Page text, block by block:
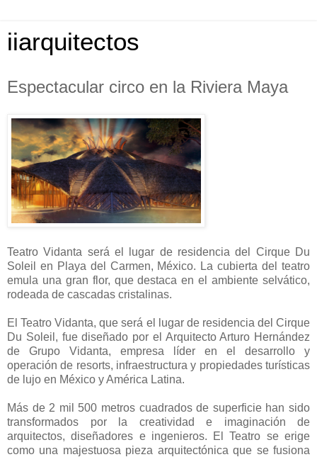
iiarquitectos
Espectacular circo en la Riviera Maya
Teatro Vidanta será el lugar de residencia del Cirque Du
Soleil en Playa del Carmen, México. La cubierta del teatro
emula una gran flor, que destaca en el ambiente selvático,
rodeada de cascadas cristalinas.
El Teatro Vidanta, que será el lugar de residencia del Cirque
Du Soleil, fue diseñado por el Arquitecto Arturo Hernández
de Grupo Vidanta, empresa líder en el desarrollo y
operación de resorts, infraestructura y propiedades turísticas
de lujo en México y América Latina.
Más de 2 mil 500 metros cuadrados de superficie han sido
transformados por la creatividad e imaginación de
arquitectos, diseñadores e ingenieros. El Teatro se erige
como una majestuosa pieza arquitectónica que se fusiona